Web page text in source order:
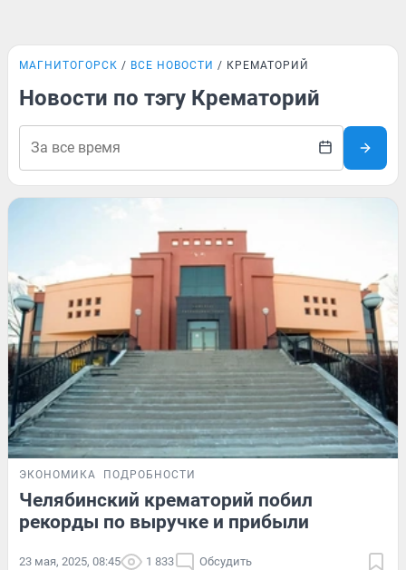
МАГНИТОГОРСК ВСЕ НОВОСТИ КРЕМАТОРИЙ
Новости по тэгу Крематорий
ЭКОНОМИКА ПОДРОБНОСТИ
Челябинский крематорий побил
рекорды по выручке и прибыли
23 мая, 2025, 08:45 1 833 Обсудить